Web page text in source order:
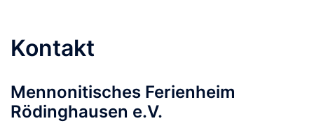
Kontakt
Mennonitisches Ferienheim
Rödinghausen e.V.